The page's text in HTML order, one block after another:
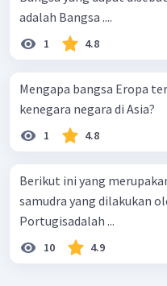
adalah Bangsa ....
1 4.8
Mengapa bangsa Eropa
kenegara negara di Asia?
1 4.8
Berikut ini yang
samudra yang dilakukan
Portugisadalah ...
10 4.9